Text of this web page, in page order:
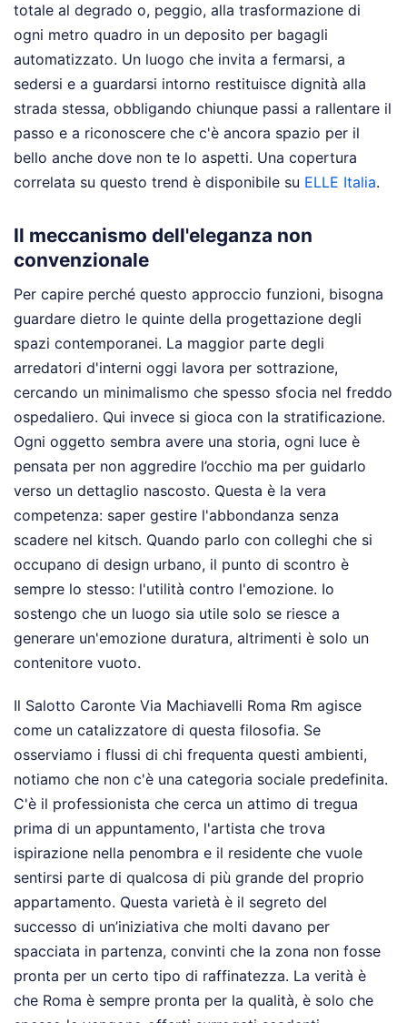
totale al degrado o, peggio, alla trasformazione di
ogni metro quadro in un deposito per bagagli
automatizzato. Un luogo che invita a fermarsi, a
sedersi e a guardarsi intorno restituisce dignità alla
strada stessa, obbligando chiunque passi a rallentare il
passo e a riconoscere che c'è ancora spazio per il
bello anche dove non te lo aspetti. Una copertura
correlata su questo trend è disponibile su ELLE Italia.
Il meccanismo dell'eleganza non
convenzionale
Per capire perché questo approccio funzioni, bisogna
guardare dietro le quinte della progettazione degli
spazi contemporanei. La maggior parte degli
arredatori d'interni oggi lavora per sottrazione,
cercando un minimalismo che spesso sfocia nel freddo
ospedaliero. Qui invece si gioca con la stratificazione.
Ogni oggetto sembra avere una storia, ogni luce è
pensata per non aggredire l’occhio ma per guidarlo
verso un dettaglio nascosto. Questa è la vera
competenza: saper gestire l'abbondanza senza
scadere nel kitsch. Quando parlo con colleghi che si
occupano di design urbano, il punto di scontro è
sempre lo stesso: l'utilità contro l'emozione. Io
sostengo che un luogo sia utile solo se riesce a
generare un'emozione duratura, altrimenti è solo un
contenitore vuoto.
Il Salotto Caronte Via Machiavelli Roma Rm agisce
come un catalizzatore di questa filosofia. Se
osserviamo i flussi di chi frequenta questi ambienti,
notiamo che non c'è una categoria sociale predefinita.
C'è il professionista che cerca un attimo di tregua
prima di un appuntamento, l'artista che trova
ispirazione nella penombra e il residente che vuole
sentirsi parte di qualcosa di più grande del proprio
appartamento. Questa varietà è il segreto del
successo di un’iniziativa che molti davano per
spacciata in partenza, convinti che la zona non fosse
pronta per un certo tipo di raffinatezza. La verità è
che Roma è sempre pronta per la qualità, è solo che